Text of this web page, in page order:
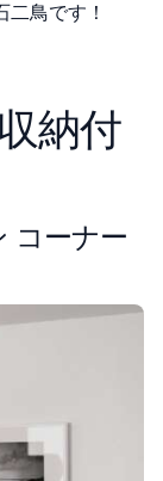
鳥です！
納付
コーナー